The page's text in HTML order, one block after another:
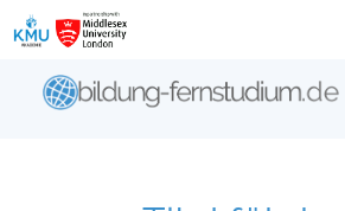
Zum
Inhalt